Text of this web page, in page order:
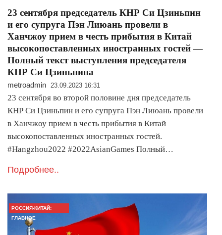
23 сентября председатель КНР Си Цзиньпин
и его супруга Пэн Лиюань провели в
Ханчжоу прием в честь прибытия в Китай
высокопоставленных иностранных гостей —
Полный текст выступления председателя
КНР Си Цзиньпина
metroadmin 23.09.2023 16:31
23 сентября во второй половине дня председатель
КНР Си Цзиньпин и его супруга Пэн Лиюань провели
в Ханчжоу прием в честь прибытия в Китай
высокопоставленных иностранных гостей.
#Hangzhou2022 #2022AsianGames Полный…
Подробнее..
РОССИЯ-КИТАЙ:
ГЛАВНОЕ